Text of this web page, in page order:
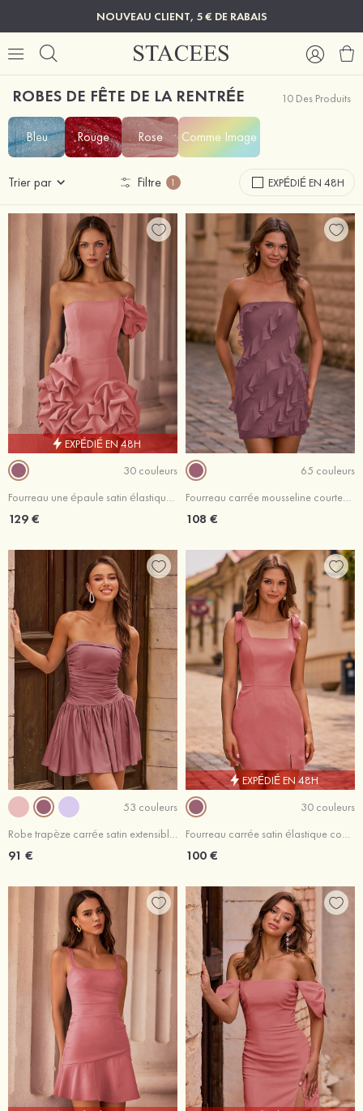
NOUVEAU CLIENT, 5 € DE RABAIS
ROBES DE FÊTE DE LA RENTRÉE 10 Des Produits
Bleu Rouge Rose Comme Image
Trier par Filtre 1 EXPÉDIÉ EN 48H
EXPÉDIÉ EN 48H
30 couleurs
Fourreau une épaule satin élastique courte/mini robe de fête de la rentrée avec volants
129 €
65 couleurs
Fourreau carrée mousseline courte/mini robe de fête de la rentré avec volants
108 €
53 couleurs
Robe trapèze carrée satin extensible courte/mini robe de fête de la rentrée
91 €
EXPÉDIÉ EN 48H
30 couleurs
Fourreau carrée satin élastique courte/mini robe de fête de la rentré avec fendue noeuds papillons
100 €